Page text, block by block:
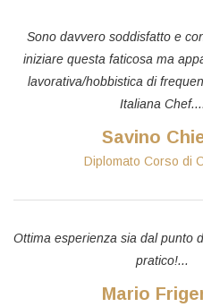
Sono davvero soddisfatto e
iniziare questa faticosa ma
lavorativa/hobbistica di
Italiana Chef....
Savino
Diplomato Corso di
Ottima esperienza sia dal punto
pratico!...
Mario